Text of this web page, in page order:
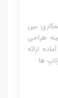
بین
طراحی
ارائه
ها